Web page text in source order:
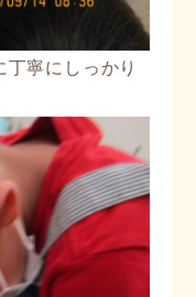
寧にしっかり